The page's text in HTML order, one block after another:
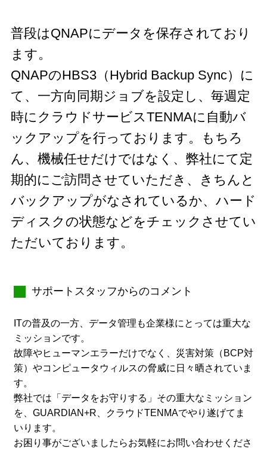
普段はQNAPにデータを保存されており
ます。
QNAPのHBS3（Hybrid Backup Sync）に
て、一方向同期ジョブを設定し、毎週定
時にクラウドサービスTENMAに自動バ
ックアップを行っております。もちろ
ん、機械任せだけではなく、弊社にて定
期的にご訪問させていただき、きちんと
バックアップがなされているか、ハード
ディスクの状態などをチェックさせてい
ただいております。
サポートスタッフからのコメント
ITの普及の一方、データ管理も企業様にとっては重大な
ミッションです。
故障やヒューマンエラーだけでなく、災害対策（BCP対
策）やコンピュータウィルスの脅威に日々晒されていま
す。
弊社では「データをお守りする」その重大なミッション
を、GUARDIAN+R、クラウドTENMAでやり遂げてま
いります。
お困り事がございましたらお気軽にお問い合わせくださ